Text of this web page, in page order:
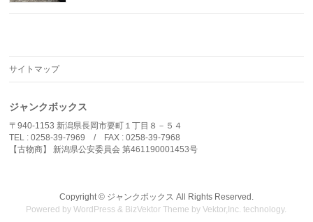
サイトマップ
ジャンクボックス
〒940-1153 新潟県長岡市要町１丁目８－５４
TEL : 0258-39-7969 / FAX : 0258-39-7968
【古物商】 新潟県公安委員会 第461190001453号
Copyright © ジャンクボックス All Rights Reserved.
Powered byWordPress & BizVektor Theme byVektor,Inc. technology.